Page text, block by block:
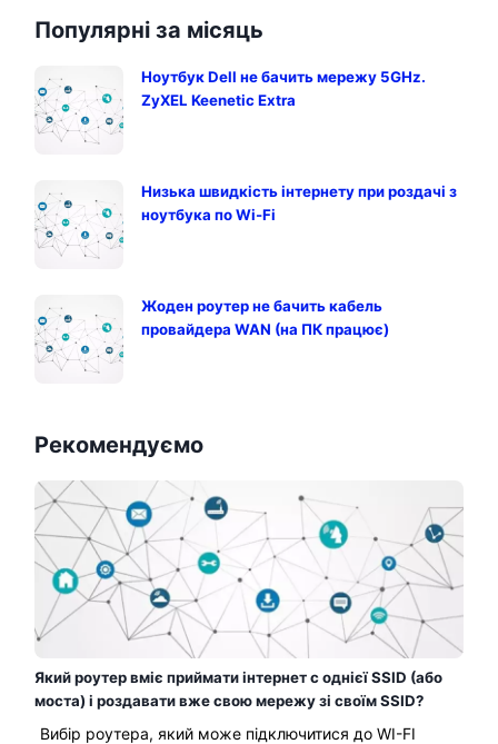
Популярні за місяць
Ноутбук Dell не бачить мережу 5GHz.
ZyXEL Keenetic Extra
Низька швидкість інтернету при роздачі з
ноутбука по Wi-Fi
Жоден роутер не бачить кабель
провайдера WAN (на ПК працює)
Рекомендуємо
Який роутер вміє приймати інтернет c однієї SSID (або
моста) і роздавати вже свою мережу зі своїм SSID?
Вибір роутера, який може підключитися до WI-FI